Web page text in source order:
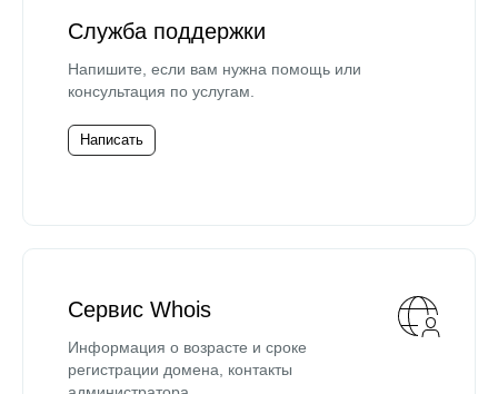
Служба поддержки
Напишите, если вам нужна помощь или
консультация по услугам.
Написать
Сервис Whois
Информация о возрасте и сроке
регистрации домена, контакты